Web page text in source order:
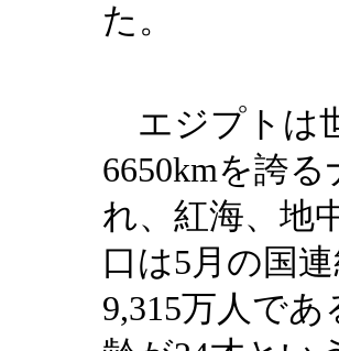
た。
エジプトは
6650kmを誇る
れ、紅海、地
口は5月の国
9,315万人であ